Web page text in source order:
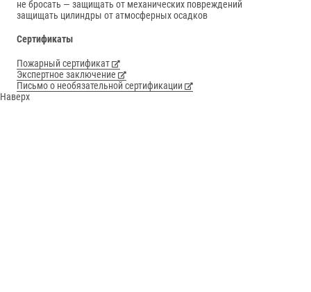
не бросать — защищать от механических повреждений
защищать цилиндры от атмосферных осадков
Сертификаты
Пожарный сертификат
Экспертное заключение
Письмо о необязательной сертификации
Наверх